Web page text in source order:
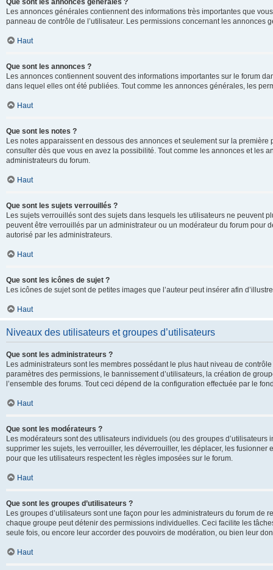
Que sont les annonces générales ?
Les annonces générales contiennent des informations très importantes que
panneau de contrôle de l’utilisateur. Les permissions concernant les annonces
Haut
Que sont les annonces ?
Les annonces contiennent souvent des informations importantes sur le forum
dans lequel elles ont été publiées. Tout comme les annonces générales, les
Haut
Que sont les notes ?
Les notes apparaissent en dessous des annonces et seulement sur la
consulter dès que vous en avez la possibilité. Tout comme les annonces et les
administrateurs du forum.
Haut
Que sont les sujets verrouillés ?
Les sujets verrouillés sont des sujets dans lesquels les utilisateurs ne peuvent
peuvent être verrouillés par un administrateur ou un modérateur du forum pour
autorisé par les administrateurs.
Haut
Que sont les icônes de sujet ?
Les icônes de sujet sont de petites images que l’auteur peut insérer afin
Haut
Niveaux des utilisateurs et groupes d’utilisateurs
Que sont les administrateurs ?
Les administrateurs sont les membres possédant le plus haut niveau de
paramètres des permissions, le bannissement d’utilisateurs, la création de
l’ensemble des forums. Tout ceci dépend de la configuration effectuée par le
Haut
Que sont les modérateurs ?
Les modérateurs sont des utilisateurs individuels (ou des groupes
supprimer les sujets, les verrouiller, les déverrouiller, les déplacer, les
pour que les utilisateurs respectent les règles imposées sur le forum.
Haut
Que sont les groupes d’utilisateurs ?
Les groupes d’utilisateurs sont une façon pour les administrateurs du forum
chaque groupe peut détenir des permissions individuelles. Ceci facilite les
seule fois, ou encore leur accorder des pouvoirs de modération, ou bien leur
Haut